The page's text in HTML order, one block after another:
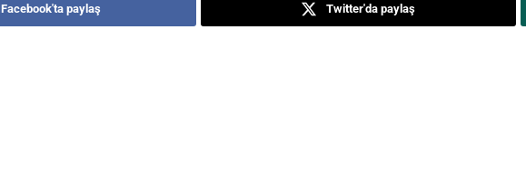
Facebook'ta paylaş Twitter'da paylaş